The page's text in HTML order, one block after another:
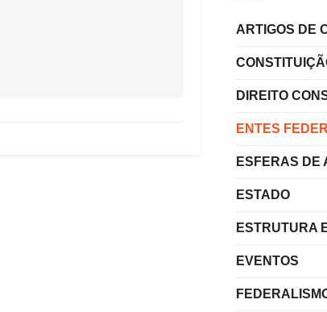
ARTIGOS DE
DIREITO
ENTES
ESFERAS DE
ESTADO
ESTRUTURA
EVENTOS